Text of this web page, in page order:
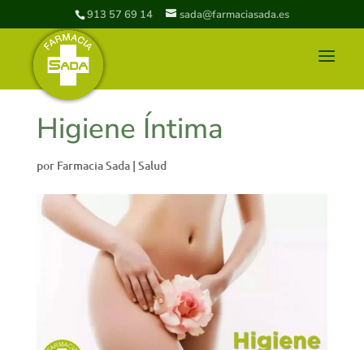
913 57 69 14 sada@farmaciasada.es
Higiene Íntima
por Farmacia Sada| Salud